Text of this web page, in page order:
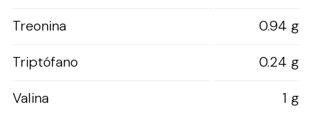
Treonina
0.94 g
Triptófano
0.24 g
Valina
1 g